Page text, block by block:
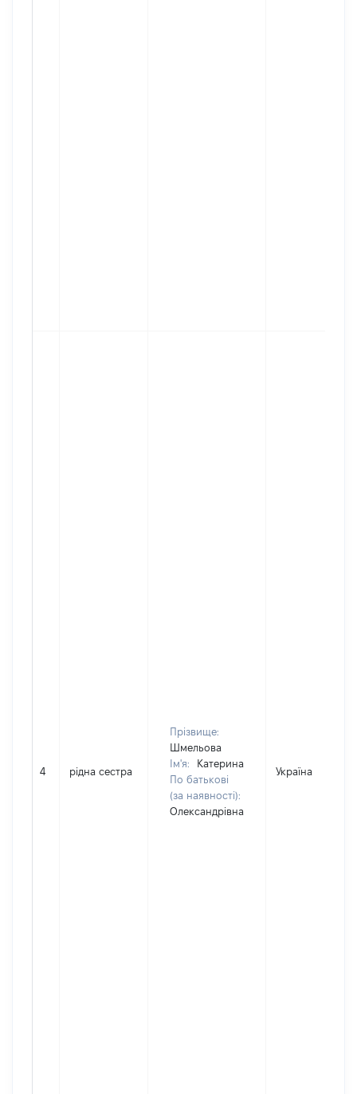
4 рідна сестра
Прізвище:
Шмельова
Ім'я:
Катерина
По батькові
(за наявності):
Олександрівна
Україна